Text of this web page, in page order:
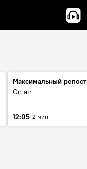
Максимальный репост
On air
12:05 2 мин